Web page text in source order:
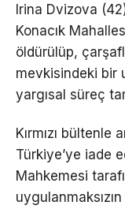
Irina Dvizova
Konacık
öldürülüp,
mevkisindeki bir
yargısal süreç
Kırmızı bültenle
Türkiye’ye iade
Mahkemesi